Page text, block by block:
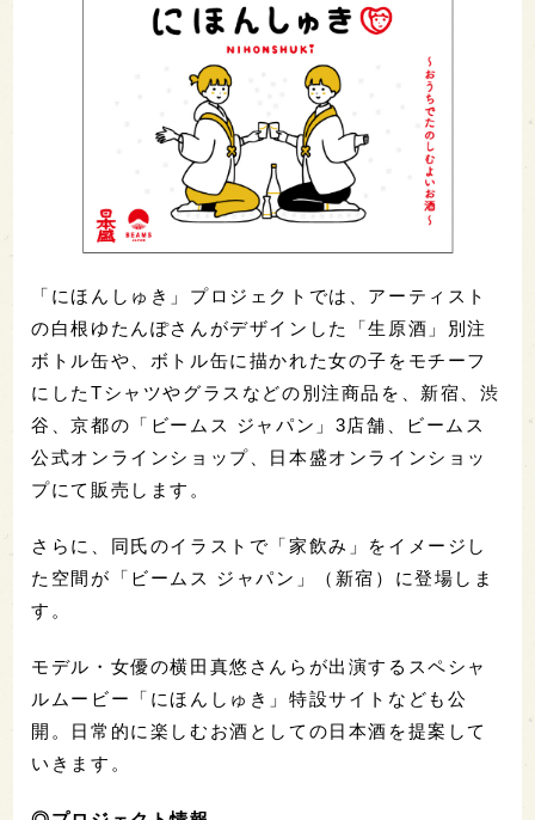
「にほんしゅき」プロジェクトでは、アーティスト
の白根ゆたんぽさんがデザインした「生原酒」別注
ボトル缶や、ボトル缶に描かれた女の子をモチーフ
にしたTシャツやグラスなどの別注商品を、新宿、渋
谷、京都の「ビームス ジャパン」3店舗、ビームス
公式オンラインショップ、日本盛オンラインショッ
プにて販売します。
さらに、同氏のイラストで「家飲み」をイメージし
た空間が「ビームス ジャパン」（新宿）に登場しま
す。
モデル・女優の横田真悠さんらが出演するスペシャ
ルムービー「にほんしゅき」特設サイトなども公
開。日常的に楽しむお酒としての日本酒を提案して
いきます。